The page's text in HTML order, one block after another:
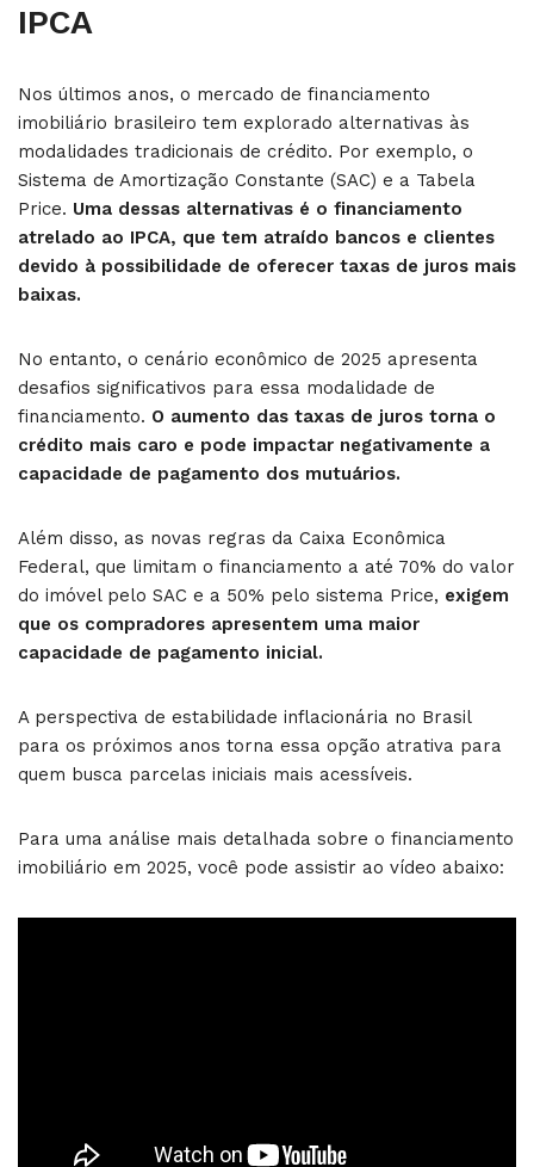
IPCA
Nos últimos anos, o mercado de financiamento
imobiliário brasileiro tem explorado alternativas às
modalidades tradicionais de crédito. Por exemplo, o
Sistema de Amortização Constante (SAC) e a Tabela
Price. Uma dessas alternativas é o financiamento
atrelado ao IPCA, que tem atraído bancos e clientes
devido à possibilidade de oferecer taxas de juros mais
baixas.
No entanto, o cenário econômico de 2025 apresenta
desafios significativos para essa modalidade de
financiamento. O aumento das taxas de juros torna o
crédito mais caro e pode impactar negativamente a
capacidade de pagamento dos mutuários.
Além disso, as novas regras da Caixa Econômica
Federal, que limitam o financiamento a até 70% do valor
do imóvel pelo SAC e a 50% pelo sistema Price, exigem
que os compradores apresentem uma maior
capacidade de pagamento inicial.
A perspectiva de estabilidade inflacionária no Brasil
para os próximos anos torna essa opção atrativa para
quem busca parcelas iniciais mais acessíveis.
Para uma análise mais detalhada sobre o financiamento
imobiliário em 2025, você pode assistir ao vídeo abaixo: